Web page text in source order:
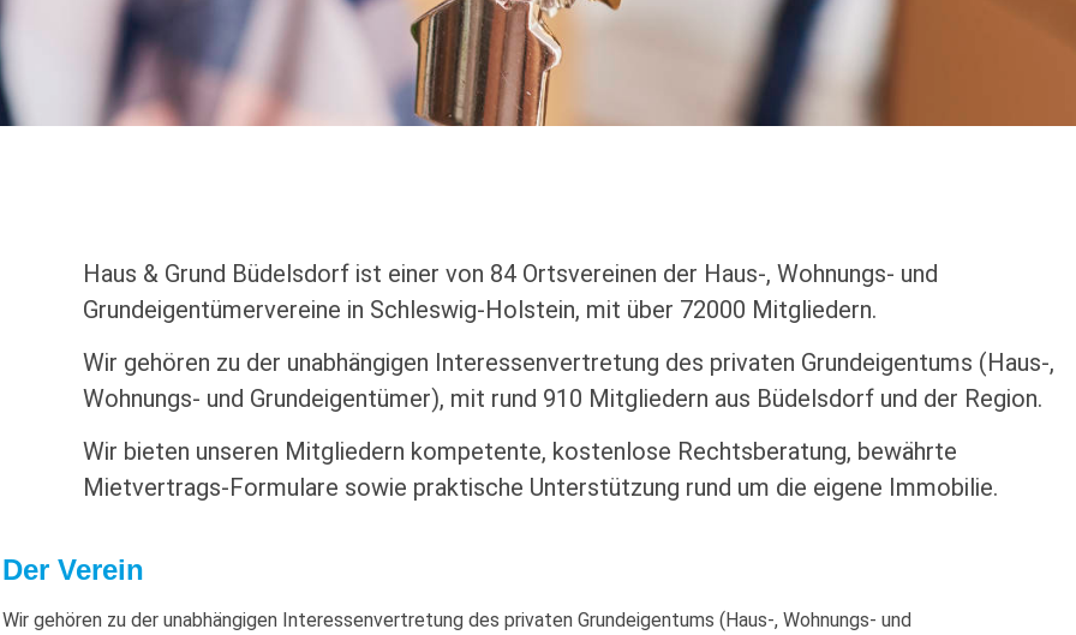
Haus & Grund Büdelsdorf ist einer von 84 Ortsvereinen der Haus-, Wohnungs- und
Grundeigentümervereine in Schleswig-Holstein, mit über 72000 Mitgliedern.
Wir gehören zu der unabhängigen Interessenvertretung des privaten Grundeigentums (Haus-,
Wohnungs- und Grundeigentümer), mit rund 910 Mitgliedern aus Büdelsdorf und der Region.
Wir bieten unseren Mitgliedern kompetente, kostenlose Rechtsberatung, bewährte
Mietvertrags-Formulare sowie praktische Unterstützung rund um die eigene Immobilie.
Der Verein
Wir gehören zu der unabhängigen Interessenvertretung des privaten Grundeigentums (Haus-, Wohnungs- und